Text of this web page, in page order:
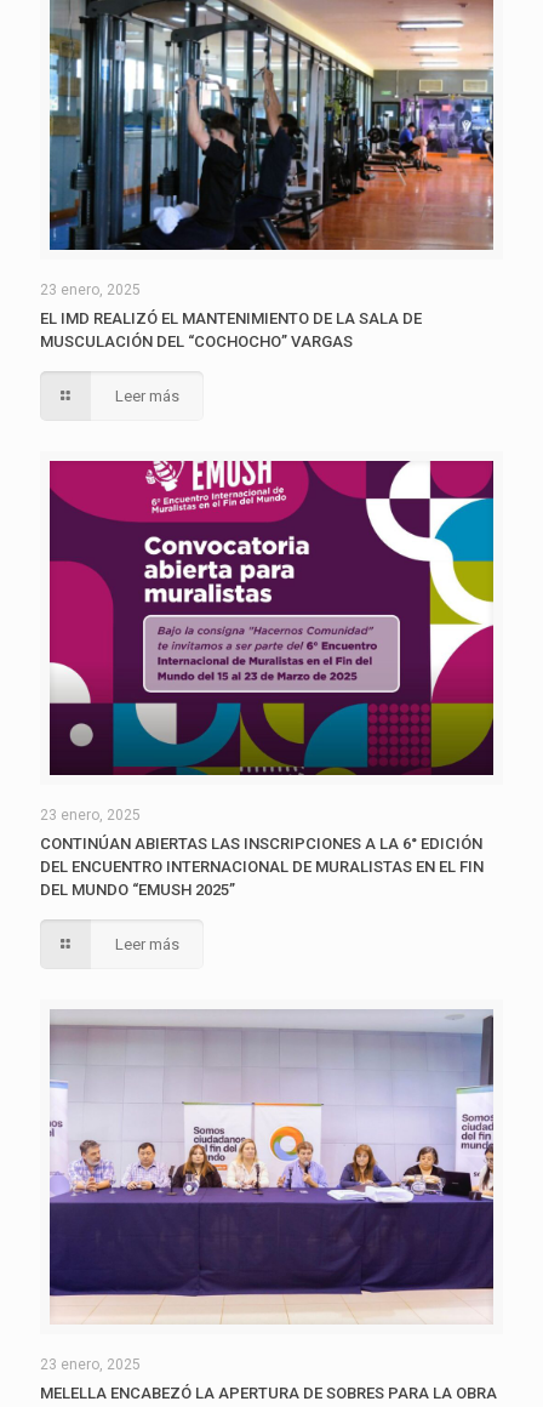
23 enero, 2025
EL IMD REALIZÓ EL MANTENIMIENTO DE LA SALA DE
MUSCULACIÓN DEL “COCHOCHO” VARGAS
Leer más
23 enero, 2025
CONTINÚAN ABIERTAS LAS INSCRIPCIONES A LA 6° EDICIÓN
DEL ENCUENTRO INTERNACIONAL DE MURALISTAS EN EL FIN
DEL MUNDO “EMUSH 2025”
Leer más
23 enero, 2025
MELELLA ENCABEZÓ LA APERTURA DE SOBRES PARA LA OBRA